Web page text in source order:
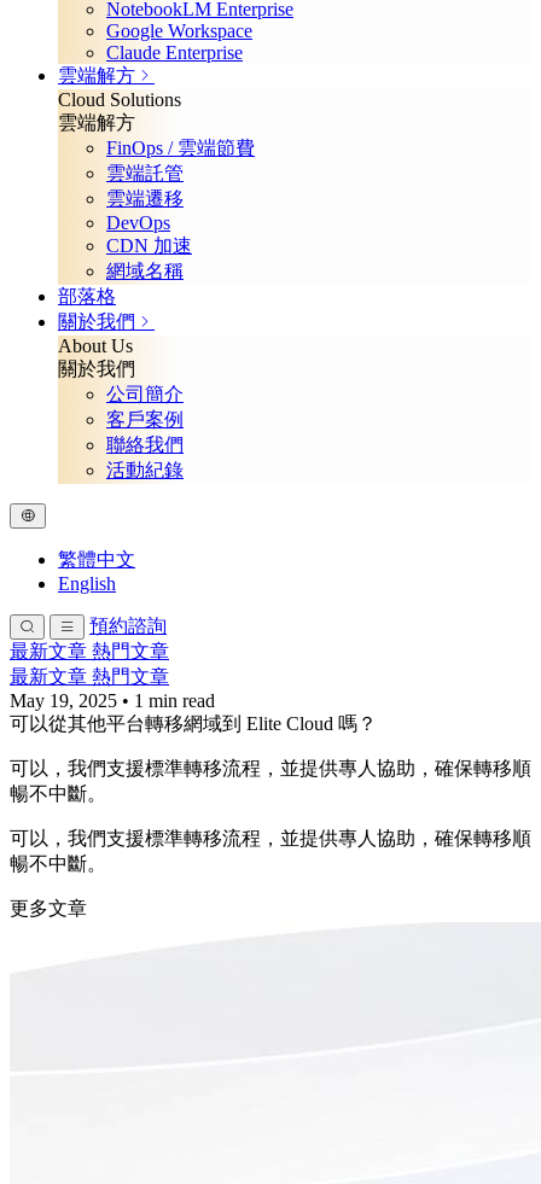
NotebookLM Enterprise
Google Workspace
Claude Enterprise
雲端解方
Cloud Solutions
雲端解方
FinOps / 雲端節費
雲端託管
雲端遷移
DevOps
CDN 加速
網域名稱
部落格
關於我們
About Us
關於我們
公司簡介
客戶案例
聯絡我們
活動紀錄
繁體中文
English
預約諮詢
最新文章 熱門文章
最新文章 熱門文章
May 19, 2025 • 1 min read
可以從其他平台轉移網域到 Elite Cloud 嗎？
可以，我們支援標準轉移流程，並提供專人協助，確保轉移順
暢不中斷。
可以，我們支援標準轉移流程，並提供專人協助，確保轉移順
暢不中斷。
更多文章